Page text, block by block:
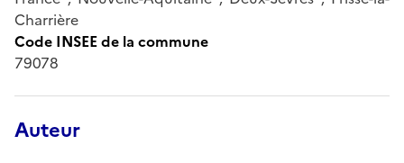
Charrière
Code INSEE de la commune
79078
Auteur